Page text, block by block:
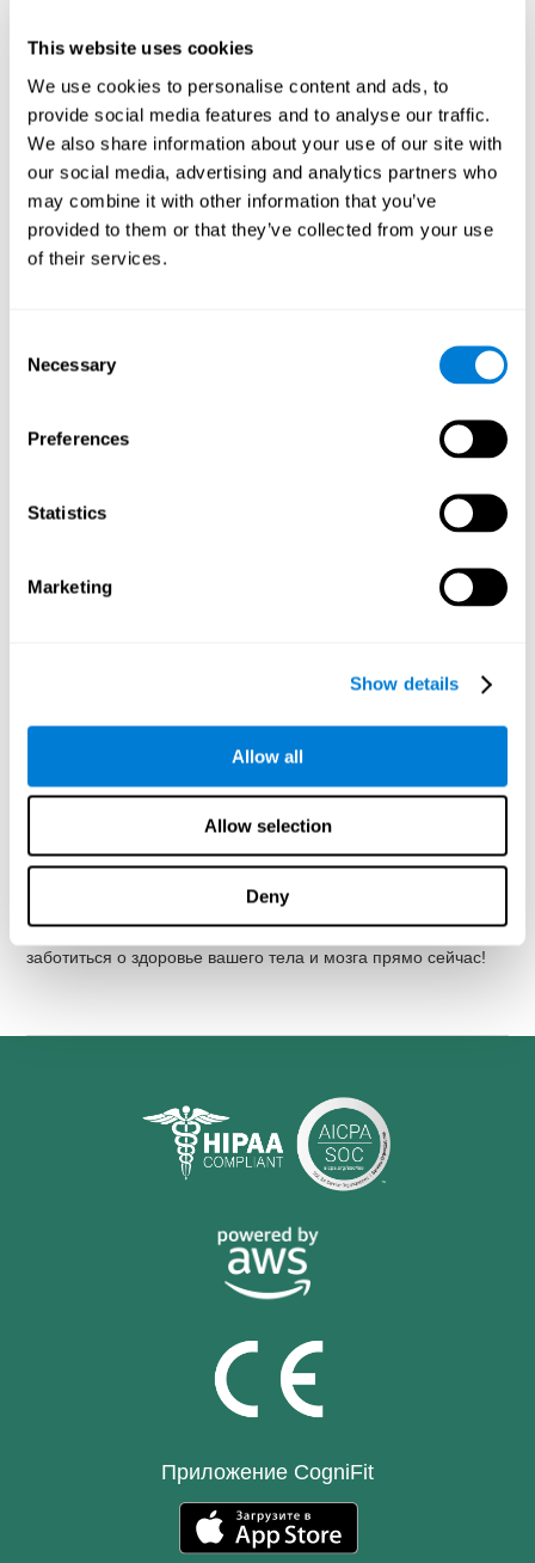
This website uses cookies
We use cookies to personalise content and ads, to
provide social media features and to analyse our traffic.
We also share information about your use of our site with
our social media, advertising and analytics partners who
may combine it with other information that you’ve
provided to them or that they’ve collected from your use
of their services.
Selection
Necessary
Preferences
Statistics
Marketing
Show details
Allow all
Allow selection
Deny
нужно устройство с доступом к интернету.
можем принять решение о том, хотим ли мы, чтобы
наши пациенты или ученики тренировали ум с
помощью CogniFit ("КогниФит") на консультации или
уроке, или чтобы они выполняли тренировку ума дома,
а мы дистанционно отслеживали их результаты на
нашем компьютере.
: Как инструкции к заданиям, так и
полученные при тренировке с CogniFit ("КогниФит")
Комплексная
вы с лёгкостью найдёте ту, которая соответствует вашим
потребностям.
Как повысить эффективность
тренировки мозга от CogniFit
Тренировки для ума и мышления от CogniFit ("КогниФит")
результаты тренировки ума от CognIFit ("КогниФит") вам
мозга видами деятельности являются
спортв умеренном режиме по меньшей мере 30 минут
качественный сон в течение 7-8 часов
поддержаниеактивных контактов с вашей социальной
. Тренировка ума от CogniFit ("КогниФит") займёт у
от 15 до 20 минут в день, три раза в неделю
не вызовет у вас каких-либо затруднений. Начните
заботиться о здоровье вашего тела и мозга прямо сейчас!
Приложение CogniFit